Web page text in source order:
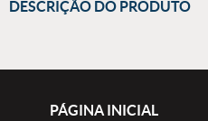
DESCRIÇÃO DO PRODUTO
PÁGINA INICIAL